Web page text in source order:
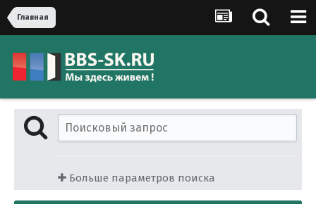
Главная
Больше параметров поиска